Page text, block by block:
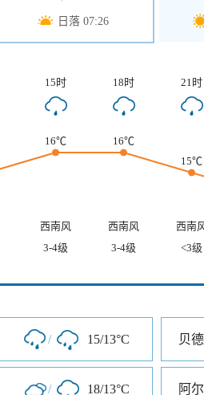
日落 07:26
15时 18时 21时
16℃
16℃
15℃
西南风 西南风
西南
3-4级 3-4级 <3级
/ 15/13°C 贝
/ 18/13°C 阿